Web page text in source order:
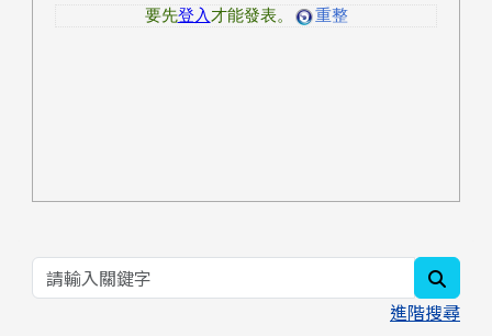
進階搜尋